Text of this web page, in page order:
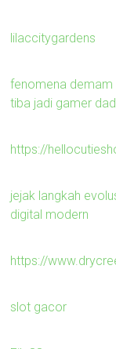
lilaccitygardens
fenomena demam
tiba jadi gamer
https://
jejak langkah
digital modern
https://
slot gacor